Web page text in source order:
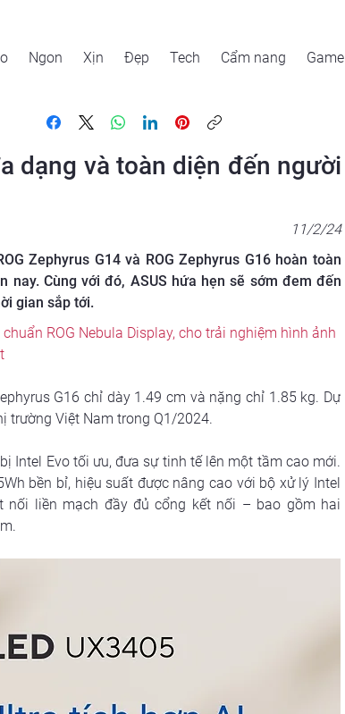
Ngon Xịn Đẹp Tech Cẩm nang Game
dạng và toàn diện đến người
11/2/24
Zephyrus G14 và ROG Zephyrus G16 hoàn toàn
Cùng với đó, ASUS hứa hẹn sẽ sớm đem đến
gian sắp tới.
ROG Nebula Display, cho trải nghiệm hình ảnh
G16 chỉ dày 1.49 cm và nặng chỉ 1.85 kg. Dự
trường Việt Nam trong Q1/2024.
Intel Evo tối ưu, đưa sự tinh tế lên một tầm cao mới.
bền bỉ, hiệu suất được nâng cao với bộ xử lý Intel
nối liền mạch đầy đủ cổng kết nối – bao gồm hai